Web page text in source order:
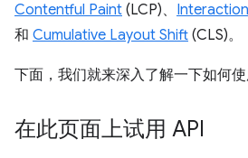
Contentful Paint (LCP)、
和 Cumulative Layout Shift (CLS)。
下面，我们就来深入了解一下如何使
在此页面上试用 API